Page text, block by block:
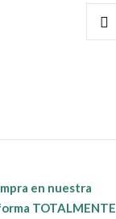
en nuestra
TOTALMENTE